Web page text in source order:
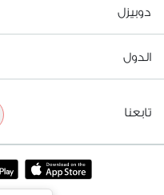
دوبيزل
الدول
تابعنا